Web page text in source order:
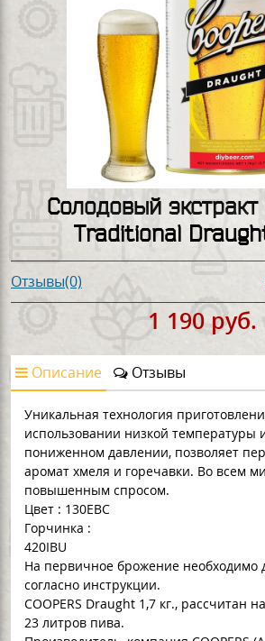
Солодовый экстракт
Traditional
Отзывы(0)
1 190 руб.
Описание Отзывы
Уникальная технология
использовании низкой температуры
пониженном давлении, позволяет
аромат хмеля и горечавки. Во всем
повышенным спросом.
Цвет : 130EBC
Горчинка :
На первичное брожение необходимо
согласно инструкции.
COOPERS Draught 1,7 кг., рассчитан
23 литров пива.